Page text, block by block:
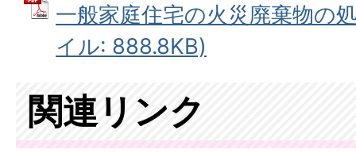
一般家庭住宅の火災廃棄物の
イル: 888.8KB)
関連リンク